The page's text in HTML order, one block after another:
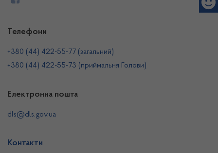
Телефони
+380 (44) 422-55-77 (загальний)
+380 (44) 422-55-73 (приймальня Голови)
Електронна пошта
dls@dls.gov.ua
Контакти